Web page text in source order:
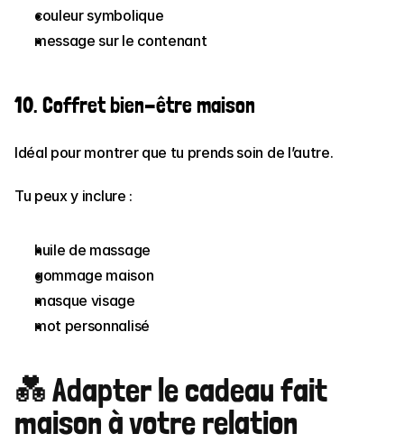
couleur symbolique
message sur le contenant
10. Coffret bien-être maison
Idéal pour montrer que tu prends soin de l’autre.
Tu peux y inclure :
huile de massage
gommage maison
masque visage
mot personnalisé
💑 Adapter le cadeau fait
maison à votre relation